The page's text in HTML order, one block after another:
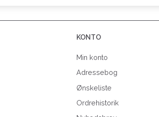
KONTO
Min konto
Adressebog
Ønskeliste
Ordrehistorik